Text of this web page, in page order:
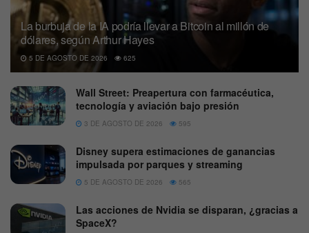
La burbuja de la IA podría llevar a Bitcoin al millón de
dólares, según Arthur Hayes
5 DE AGOSTO DE 2026 625
Wall Street: Preapertura con farmacéutica,
tecnología y aviación bajo presión
3 DE AGOSTO DE 2026 595
Disney supera estimaciones de ganancias
impulsada por parques y streaming
5 DE AGOSTO DE 2026 565
Las acciones de Nvidia se disparan, ¿gracias a
SpaceX?